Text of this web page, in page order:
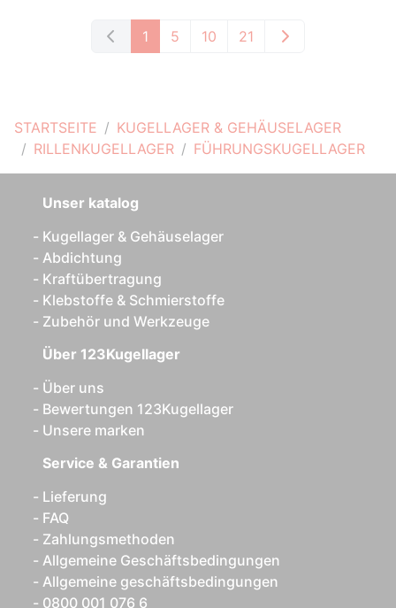
STARTSEITE
KUGELLAGER & GEHÄUSELAGER
RILLENKUGELLAGER
FÜHRUNGSKUGELLAGER
1 5 10 21
Unser katalog
Kugellager & Gehäuselager
Abdichtung
Kraftübertragung
Klebstoffe & Schmierstoffe
Zubehör und Werkzeuge
Über 123Kugellager
Über uns
Bewertungen 123Kugellager
Unsere marken
Service & Garantien
Lieferung
FAQ
Zahlungsmethoden
Allgemeine Geschäftsbedingungen
Allgemeine geschäftsbedingungen
0800 001 076 6